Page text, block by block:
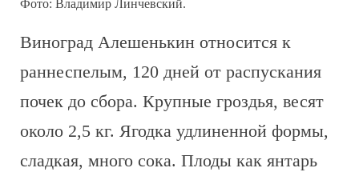
Фото: Владимир Линчевский.
Виноград Алешенькин относится к
раннеспелым, 120 дней от распускания
почек до сбора. Крупные гроздья, весят
около 2,5 кг. Ягодка удлиненной формы,
сладкая, много сока. Плоды как янтарь